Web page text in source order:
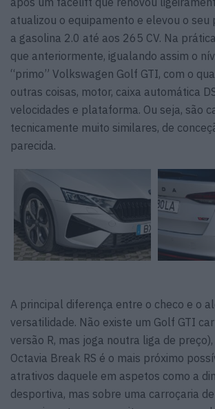
atualizou o equipamento e elevou o
a gasolina 2.0 até aos 265 CV. Na
que anteriormente, igualando assim o
“primo” Volkswagen Golf GTI, com o
outras coisas, motor, caixa automática
velocidades e plataforma. Ou seja, são
tecnicamente muito similares, de
parecida.
A principal diferença entre o checo e o
versatilidade. Não existe um Golf GTI
versão R, mas joga noutra liga de
Octavia Break RS é o mais próximo
atrativos daquele em aspetos como a
desportiva, mas sobre uma carroçaria